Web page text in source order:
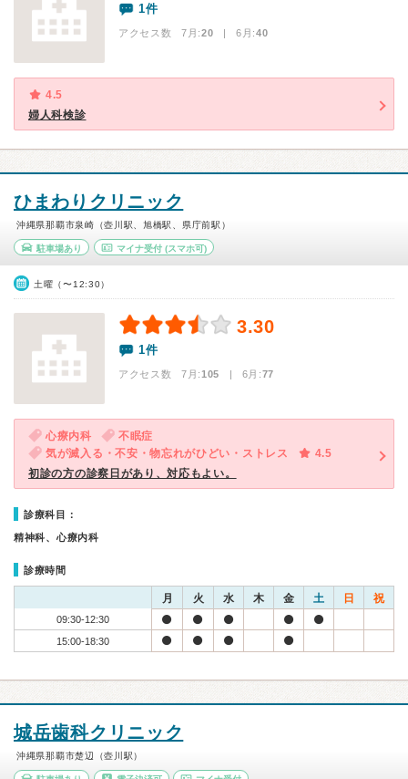
1件
アクセス数 7月:20 | 6月:40
4.5
婦人科検診
ひまわりクリニック
沖縄県那覇市泉崎（壺川駅、旭橋駅、県庁前駅）
駐車場あり マイナ受付(スマホ可)
土曜（〜12:30）
3.30
1件
アクセス数 7月:105 | 6月:77
心療内科
不眠症
気が滅入る・不安・物忘れがひどい・ストレス
4.5
初診の方の診察日があり、対応もよい。
診療科目：
精神科、心療内科
診療時間
月 火 水 木 金 土 日 祝
09:30-12:30
15:00-18:30
城岳歯科クリニック
沖縄県那覇市楚辺（壺川駅）